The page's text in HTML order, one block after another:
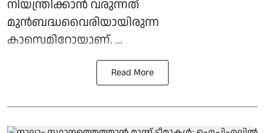
നിയന്ത്രിക്കാൻ വരുന്നത്
മുൻബദ്ധവൈരിയായിരുന്ന
കാസെമിറോയാണ്. ...
Read More